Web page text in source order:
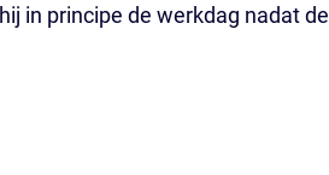
in principe de werkdag nadat de